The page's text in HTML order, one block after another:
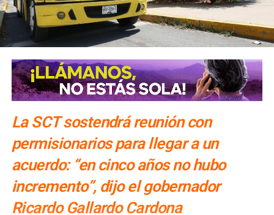
La SCT sostendrá reunión con
permisionarios para llegar a un
acuerdo: “en cinco años no hubo
incremento”, dijo el gobernador
Ricardo Gallardo Cardona